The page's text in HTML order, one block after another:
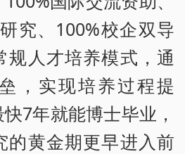
究、100%校企双导
规人才培养模式，通
，实现培养过程提
7年就能博士毕业，
的黄金期更早进入前